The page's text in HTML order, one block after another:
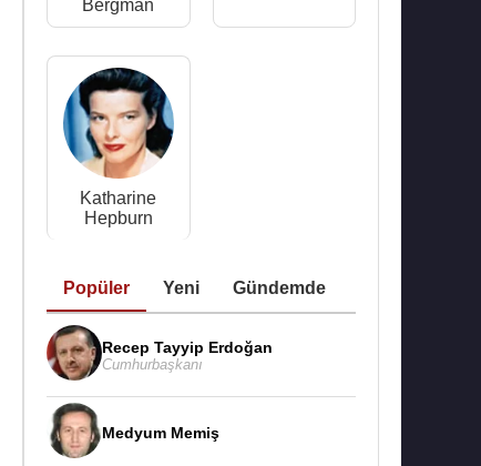
Bergman
Katharine
Hepburn
Popüler Yeni Gündemde
Recep Tayyip Erdoğan
Cumhurbaşkanı
Medyum Memiş